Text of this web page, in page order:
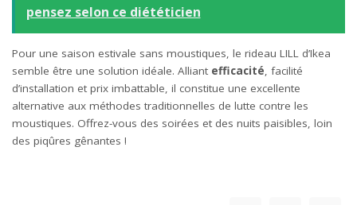
pensez selon ce diététicien
Pour une saison estivale sans moustiques, le rideau LILL d’Ikea
semble être une solution idéale. Alliant efficacité , facilité
d’installation et prix imbattable, il constitue une excellente
alternative aux méthodes traditionnelles de lutte contre les
moustiques. Offrez-vous des soirées et des nuits paisibles, loin
des piqûres gênantes !